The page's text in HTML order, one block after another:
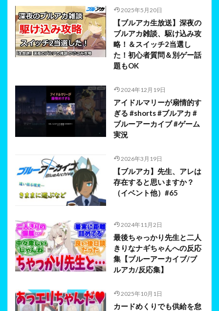
2025年5月20日
【ブルアカ生放送】深夜の
ブルアカ雑談、駆け込み攻
略！＆スイッチ2当選し
た！初心者質問＆別ゲー話
題もOK
2024年12月19日
アイドルマリーが扇情的す
ぎる #shorts #ブルアカ #
ブルーアーカイブ #ゲーム
実況
2026年3月19日
【ブルアカ】先生、アレは
存在すると思いますか？
（イベント他）#65
2024年11月2日
最後ちゃっかり先生と二人
きりなナギちゃんへの反応
集【ブルーアーカイブ/ブ
ルアカ/反応集】
2025年10月1日
カードめくりでも供給を怠